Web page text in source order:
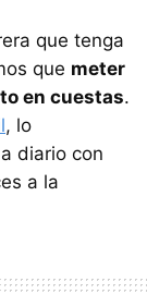
que tenga
que meter
en cuestas.
, lo
diario con
a la